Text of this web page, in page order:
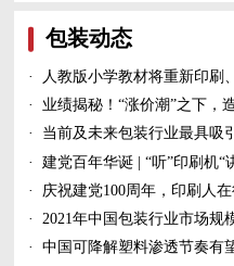
包装动态
·
·
业绩揭秘！“涨价潮”之下，
·
当前及未来包装行业最具吸
·
建党百年华诞 | “听”印刷机“
·
庆祝建党100周年，印刷人在
·
2021年中国包装行业市场规
·
中国可降解塑料渗透节奏有